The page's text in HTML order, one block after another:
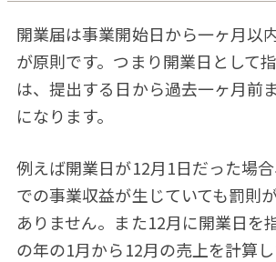
開業届は事業開始日から一ヶ月以
が原則です。つまり開業日として
は、提出する日から過去一ヶ月前
になります。
例えば開業日が12月1日だった場
での事業収益が生じていても罰則
ありません。また12月に開業日を
の年の1月から12月の売上を計算